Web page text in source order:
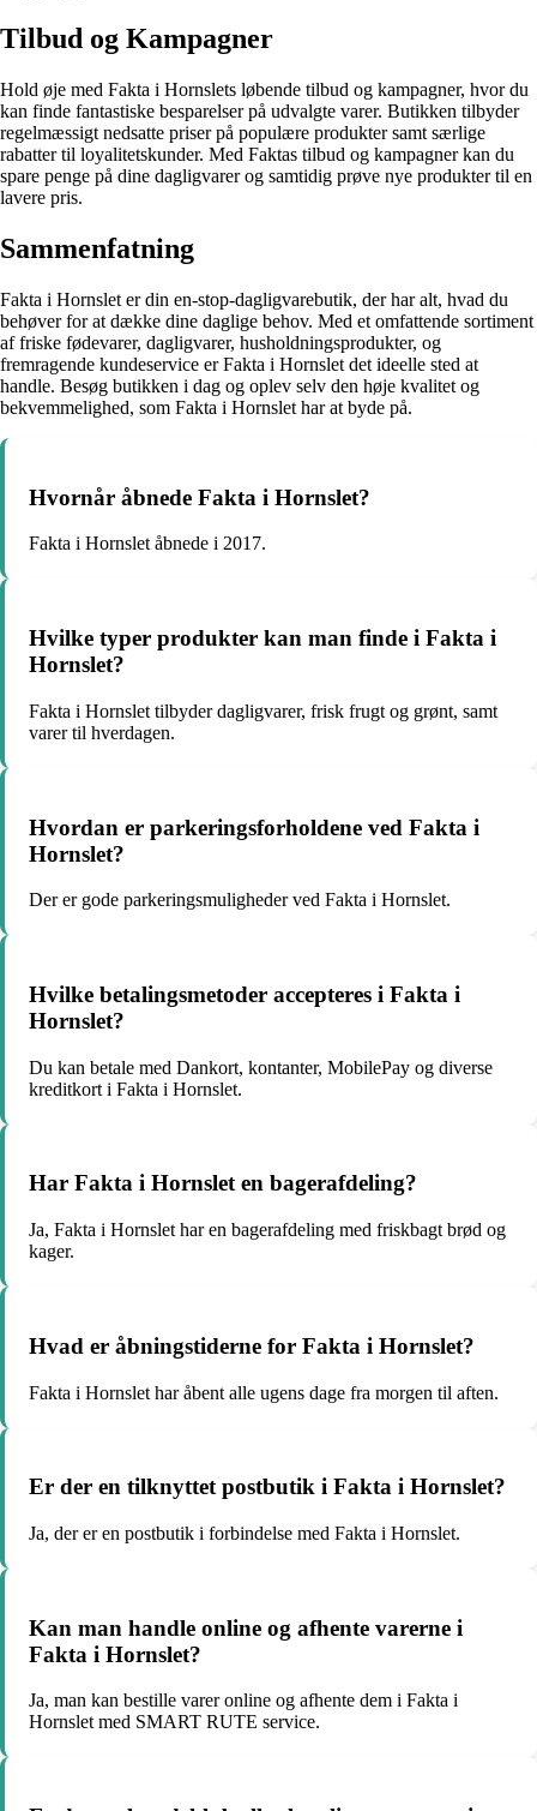
Tilbud og Kampagner
Hold øje med Fakta i Hornslets løbende tilbud og kampagner, hvor du
kan finde fantastiske besparelser på udvalgte varer. Butikken tilbyder
regelmæssigt nedsatte priser på populære produkter samt særlige
rabatter til loyalitetskunder. Med Faktas tilbud og kampagner kan du
spare penge på dine dagligvarer og samtidig prøve nye produkter til en
lavere pris.
Sammenfatning
Fakta i Hornslet er din en-stop-dagligvarebutik, der har alt, hvad du
behøver for at dække dine daglige behov. Med et omfattende sortiment
af friske fødevarer, dagligvarer, husholdningsprodukter, og
fremragende kundeservice er Fakta i Hornslet det ideelle sted at
handle. Besøg butikken i dag og oplev selv den høje kvalitet og
bekvemmelighed, som Fakta i Hornslet har at byde på.
Hvornår åbnede Fakta i Hornslet?
Fakta i Hornslet åbnede i 2017.
Hvilke typer produkter kan man finde i Fakta i
Hornslet?
Fakta i Hornslet tilbyder dagligvarer, frisk frugt og grønt, samt
varer til hverdagen.
Hvordan er parkeringsforholdene ved Fakta i
Hornslet?
Der er gode parkeringsmuligheder ved Fakta i Hornslet.
Hvilke betalingsmetoder accepteres i Fakta i
Hornslet?
Du kan betale med Dankort, kontanter, MobilePay og diverse
kreditkort i Fakta i Hornslet.
Har Fakta i Hornslet en bagerafdeling?
Ja, Fakta i Hornslet har en bagerafdeling med friskbagt brød og
kager.
Hvad er åbningstiderne for Fakta i Hornslet?
Fakta i Hornslet har åbent alle ugens dage fra morgen til aften.
Er der en tilknyttet postbutik i Fakta i Hornslet?
Ja, der er en postbutik i forbindelse med Fakta i Hornslet.
Kan man handle online og afhente varerne i
Fakta i Hornslet?
Ja, man kan bestille varer online og afhente dem i Fakta i
Hornslet med SMART RUTE service.